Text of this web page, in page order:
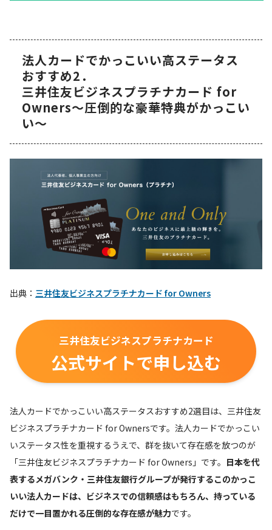
法人カードでかっこいい高ステータス
おすすめ2．
三井住友ビジネスプラチナカード for
Owners～圧倒的な豪華特典がかっこい
い～
出典： 三井住友ビジネスプラチナカード for Owners
三井住友ビジネスプラチナカード
公式サイトで申し込む
法人カードでかっこいい高ステータスおすすめ2選目は、三井住友
ビジネスプラチナカード for Ownersです。法人カードでかっこい
いステータス性を重視するうえで、群を抜いて存在感を放つのが
「三井住友ビジネスプラチナカード for Owners」です。 日本を代
表するメガバンク・三井住友銀行グループが発行するこのかっこ
いい法人カードは、ビジネスでの信頼感はもちろん、持っている
だけで一目置かれる圧倒的な存在感が魅力です。